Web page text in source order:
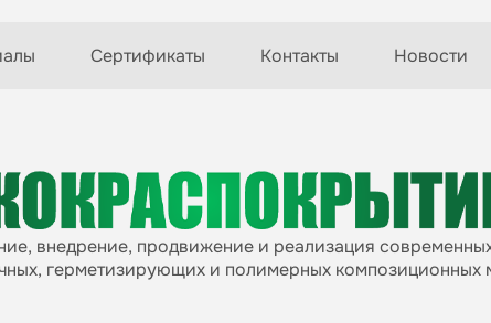
Сертификаты Контакты Новости
внедрение, продвижение и реализация
герметизирующих и полимерных композиционных